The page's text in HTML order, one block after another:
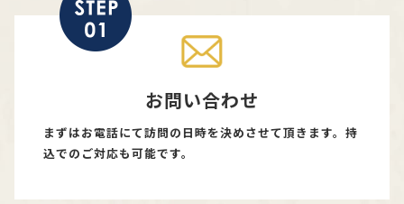
お問い合わせ
まずはお電話にて訪問の日時を決めさせて頂きます。持
込でのご対応も可能です。